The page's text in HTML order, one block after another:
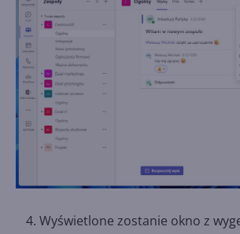
Wyświetlone zostanie okno z